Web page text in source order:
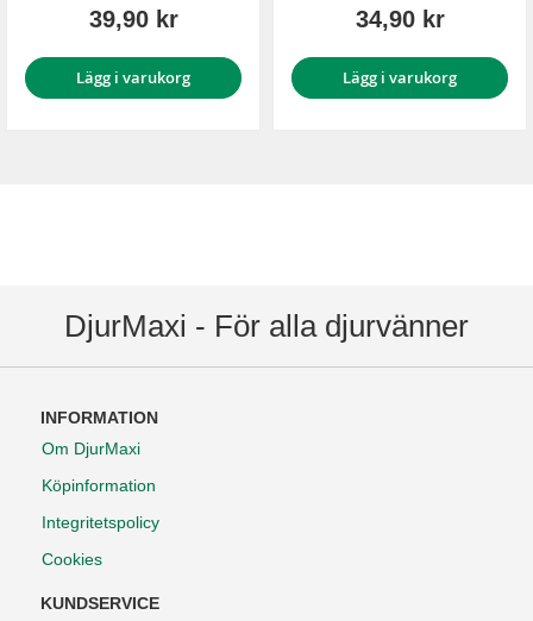
39,90 kr
Lägg i varukorg
34,90 kr
Lägg i varukorg
DjurMaxi - För alla djurvänner
INFORMATION
Om DjurMaxi
Köpinformation
Integritetspolicy
Cookies
KUNDSERVICE